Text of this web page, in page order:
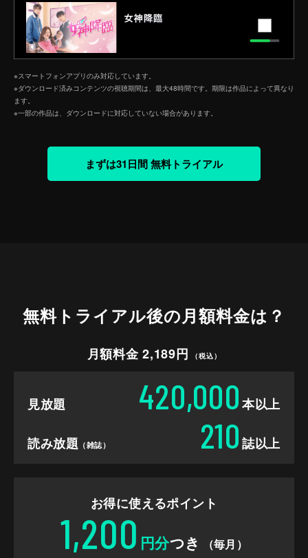
※スマートフォンアプリのみ対応しています。
※ダウンロード済みコンテンツの視聴期間は、最大48時間です。期限は作品によって異なり
ます。
※一部の作品は、ダウンロードに対応していない場合があります。
まずは31日間 無料トライアル
無料トライアル後の月額料金は？
月額料金 2,189円 （税込）
見放題 420,000 本以上
読み放題 （雑誌） 210 誌以上
お得に使えるポイント
1,200 円分つき （毎月）